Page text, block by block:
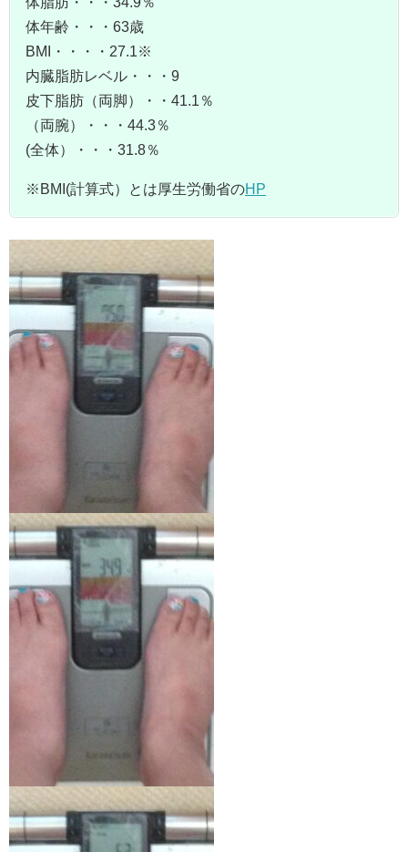
体年齢・・・63歳
BMI・・・・27.1※
内臓脂肪レベル・・・9
皮下脂肪（両脚）・・41.1％
（両腕）・・・44.3％
(全体）・・・31.8％
※BMI(計算式）とは厚生労働省のHP